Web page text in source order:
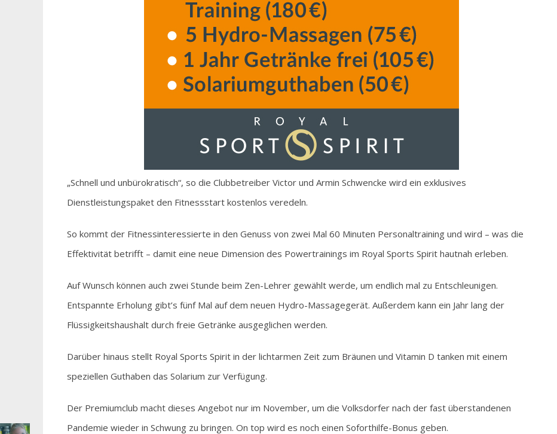
„Schnell und unbürokratisch“, so die Clubbetreiber Victor und Armin Schwencke wird ein exklusives
Dienstleistungspaket den Fitnessstart kostenlos veredeln.
So kommt der Fitnessinteressierte in den Genuss von zwei Mal 60 Minuten Personaltraining und wird – was die
Effektivität betrifft – damit eine neue Dimension des Powertrainings im Royal Sports Spirit hautnah erleben.
Auf Wunsch können auch zwei Stunde beim Zen-Lehrer gewählt werde, um endlich mal zu Entschleunigen.
Entspannte Erholung gibt’s fünf Mal auf dem neuen Hydro-Massagegerät. Außerdem kann ein Jahr lang der
Flüssigkeitshaushalt durch freie Getränke ausgeglichen werden.
Darüber hinaus stellt Royal Sports Spirit in der lichtarmen Zeit zum Bräunen und Vitamin D tanken mit einem
speziellen Guthaben das Solarium zur Verfügung.
Der Premiumclub macht dieses Angebot nur im November, um die Volksdorfer nach der fast überstandenen
Pandemie wieder in Schwung zu bringen. On top wird es noch einen Soforthilfe-Bonus geben.